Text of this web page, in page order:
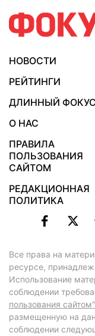
НОВОСТИ
РЕЙТИНГИ
ДЛИННЫЙ ФОКУС
О НАС
ПРАВИЛА
ПОЛЬЗОВАНИЯ
САЙТОМ
РЕДАКЦИОННАЯ
ПОЛИТИКА
Все права на
ресурсе,
Использование
соблюдении
пользования сайтом"
размещенную на
соблюдении